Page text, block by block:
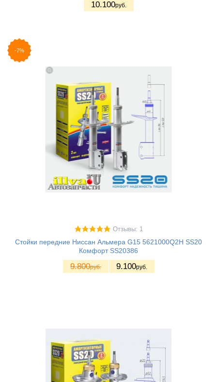
10.100руб.
-7%
Отзывы: 1
Стойки передние Ниссан Альмера G15 5621000Q2H SS20
Комфорт SS20386
9.800руб. 9.100руб.